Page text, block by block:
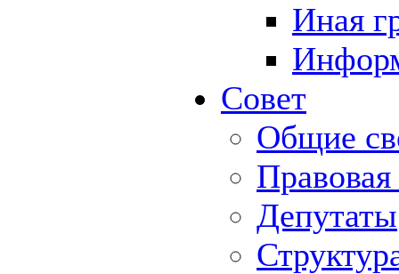
Иная
Совет
Общие
Правовая
Депутаты